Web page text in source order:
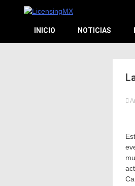
INICIO
NOTICIAS